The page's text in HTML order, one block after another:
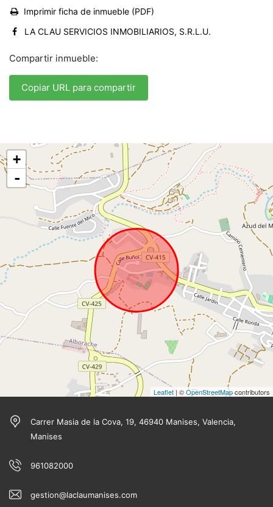
Imprimir ficha de inmueble (PDF)
LA CLAU SERVICIOS INMOBILIARIOS, S.R.L.U.
Compartir inmueble:
Copiar URL para compartir
+
-
Leaflet | ©OpenStreetMapcontributors
Carrer Masia de la Cova, 19, 46940 Manises, Valencia,
Manises
961082000
gestion@laclaumanises.com